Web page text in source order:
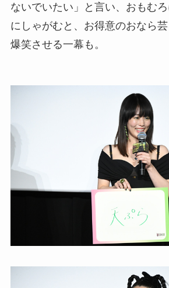
ないでいたい」と言い、おもむ
にしゃがむと、お得意のおなら
爆笑させる一幕も。